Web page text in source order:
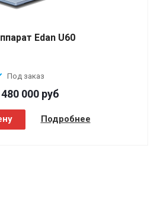
Edan U60
Под заказ
000 руб
Подробнее